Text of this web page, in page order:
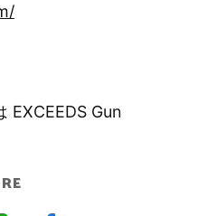
EXCEEDS Gun